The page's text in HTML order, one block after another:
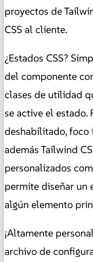
proyectos de
CSS al cliente.
¿Estados CSS?
del componente
clases de utilidad
se active el estado.
deshabilitado, foco
además Tailwind
personalizados
permite diseñar un
algún elemento
¡Altamente
archivo de